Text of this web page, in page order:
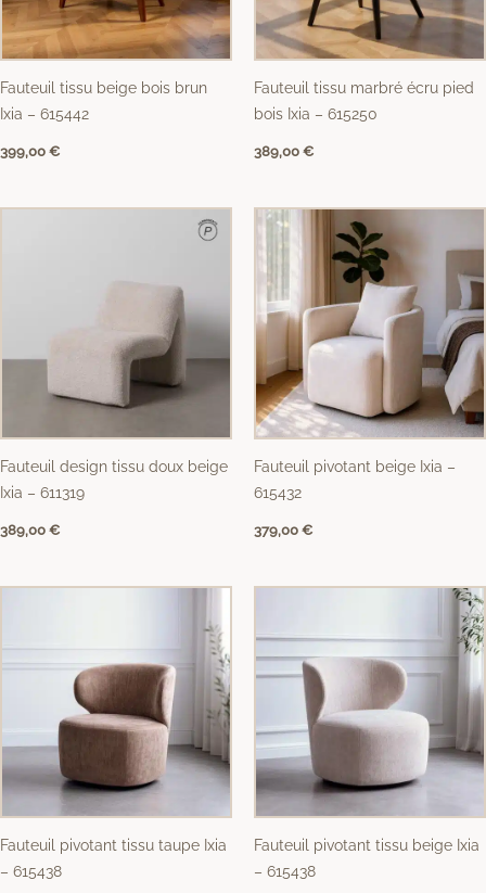
Fauteuil tissu beige bois brun
Ixia – 615442
399,00 €
Fauteuil tissu marbré écru pied
bois Ixia – 615250
389,00 €
Fauteuil design tissu doux beige
Ixia – 611319
389,00 €
Fauteuil pivotant beige Ixia –
615432
379,00 €
Fauteuil pivotant tissu taupe Ixia
– 615438
Fauteuil pivotant tissu beige Ixia
– 615438